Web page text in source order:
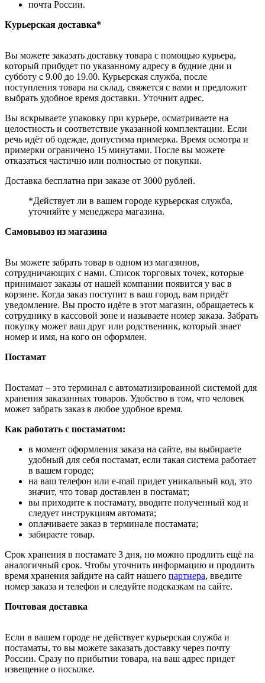
почта России.
Курьерская доставка*
Вы можете заказать доставку товара с помощью курьера,
который прибудет по указанному адресу в будние дни и
субботу с 9.00 до 19.00. Курьерская служба, после
поступления товара на склад, свяжется с вами и предложит
выбрать удобное время доставки. Уточнит адрес.
Вы вскрываете упаковку при курьере, осматриваете на
целостность и соответствие указанной комплектации. Если
речь идёт об одежде, допустима примерка. Время осмотра и
примерки ограничено 15 минутами. После вы можете
отказаться частично или полностью от покупки.
Доставка бесплатна при заказе от 3000 рублей.
*Действует ли в вашем городе курьерская служба,
уточняйте у менеджера магазина.
Самовывоз из магазина
Вы можете забрать товар в одном из магазинов,
сотрудничающих с нами. Список торговых точек, которые
принимают заказы от нашей компании появится у вас в
корзине. Когда заказ поступит в ваш город, вам придёт
уведомление. Вы просто идёте в этот магазин, обращаетесь к
сотруднику в кассовой зоне и называете номер заказа. Забрать
покупку может ваш друг или родственник, который знает
номер и имя, на кого он оформлен.
Постамат
Постамат – это терминал с автоматизированной системой для
хранения заказанных товаров. Удобство в том, что человек
может забрать заказ в любое удобное время.
Как работать с постаматом:
в момент оформления заказа на сайте, вы выбираете
удобный для себя постамат, если такая система работает
в вашем городе;
на ваш телефон или e-mail придет уникальный код, это
значит, что товар доставлен в постамат;
вы приходите к постамату, вводите полученный код и
следует инструкциям автомата;
оплачиваете заказ в терминале постамата;
забираете товар.
Срок хранения в постамате 3 дня, но можно продлить ещё на
аналогичный срок. Чтобы уточнить информацию и продлить
время хранения зайдите на сайт нашего партнера, введите
номер заказа и телефон и следуйте подсказкам на сайте.
Почтовая доставка
Если в вашем городе не действует курьерская служба и
постаматы, то вы можете заказать доставку через почту
России. Сразу по прибытии товара, на ваш адрес придет
извещение о посылке.